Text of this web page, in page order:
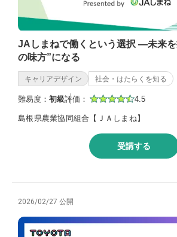
JAしまねで働くという選択 —未来
の味方”になる
キャリアデザイン 社会・はたらくを知る
難易度： 初級評価： 4.5
島根県農業協同組合【ＪＡしまね】
受講する
2026/02/27 公開